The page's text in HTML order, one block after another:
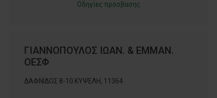
Οδηγίες πρόσβασης
ΓΙΑΝΝΟΠΟΥΛΟΣ ΙΩΑΝ. & ΕΜΜΑΝ.
ΟΕΣΦ
ΔΑΦΝΙΔΟΣ 8-10 ΚΥΨΕΛΗ, 11364